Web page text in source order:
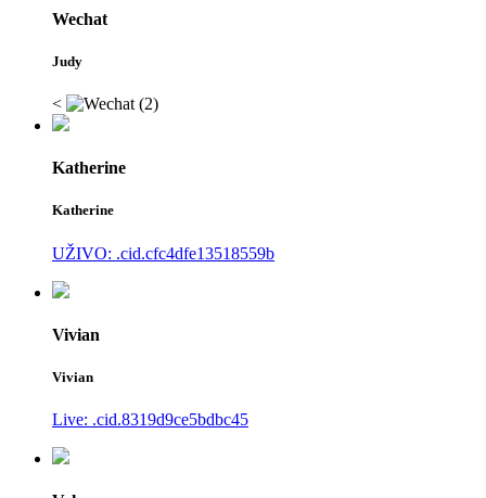
Wechat
Judy
<
Katherine
Katherine
UŽIVO: .cid.cfc4dfe13518559b
Vivian
Vivian
Live: .cid.8319d9ce5bdbc45